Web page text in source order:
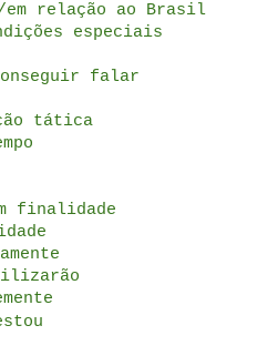
em relação ao Brasil
especiais
falar
tática
finalidade